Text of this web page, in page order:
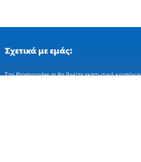
Σχετικά με εμάς:
Στo Promocodes.gr θα βρείτε εκπτωτικά κουπόνια